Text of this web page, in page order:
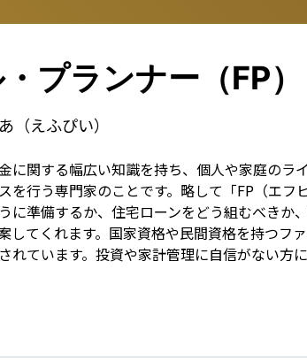
プランナー（FP）
（えふぴい）
に関する幅広い知識を持ち、個人や家庭のラ
を行う専門家のことです。略して「FP（エ
に準備するか、住宅ローンをどう組むべきか
してくれます。国家資格や民間資格を持つフ
れています。投資や家計管理に自信がない方